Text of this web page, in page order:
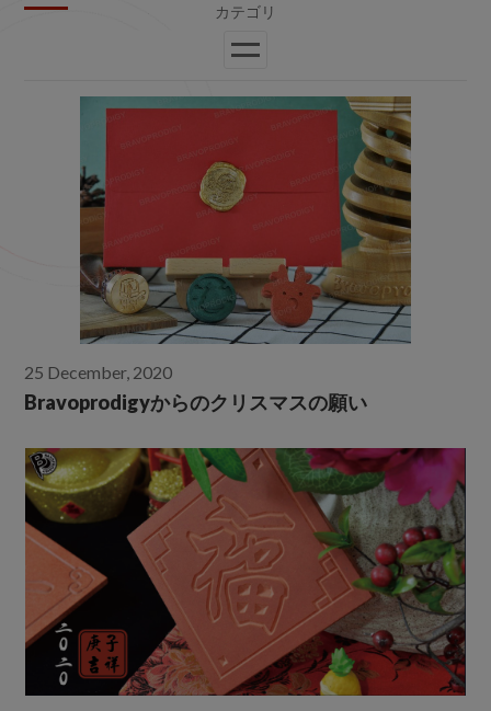
2013年
2011年
2010年
2015年
2016年
2017年
2019年
2021年
2022年
2023年
2024年
2025年
2026年
25 December, 2020
Bravoprodigyからのクリスマスの願い